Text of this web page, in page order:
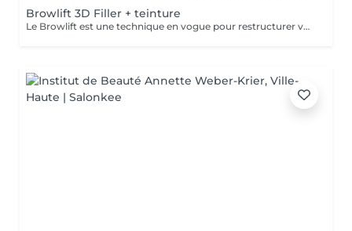
Browlift 3D Filler + teinture
Le Browlift est une technique en vogue pour restructurer vos sourcils qui permet de les épaissir et les rehausser tout en fixant leur mouvement pour un résultat qui dure environ 6 semaines. Ils paraissent plus fournis et volumineux et la teinture va accentuer la forme et intensifier la couleur. Le Browlift ouvre votre regard et le met en valeur. Le soin 3D Filler est un soin naturel qui va agir sur la structure du poil et ainsi favoriser la croissance et le nourrir en profondeur.